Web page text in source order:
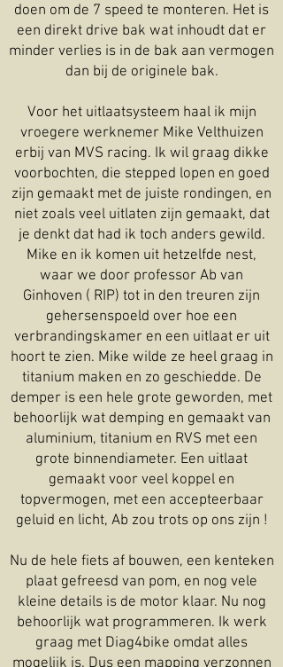
doen om de 7 speed te monteren. Het is
een direkt drive bak wat inhoudt dat er
minder verlies is in de bak aan vermogen
dan bij de originele bak.
Voor het uitlaatsysteem haal ik mijn
vroegere werknemer Mike Velthuizen
erbij van MVS racing. Ik wil graag dikke
voorbochten, die stepped lopen en goed
zijn gemaakt met de juiste rondingen, en
niet zoals veel uitlaten zijn gemaakt, dat
je denkt dat had ik toch anders gewild.
Mike en ik komen uit hetzelfde nest,
waar we door professor Ab van
Ginhoven ( RIP) tot in den treuren zijn
gehersenspoeld over hoe een
verbrandingskamer en een uitlaat er uit
hoort te zien. Mike wilde ze heel graag in
titanium maken en zo geschiedde. De
demper is een hele grote geworden, met
behoorlijk wat demping en gemaakt van
aluminium, titanium en RVS met een
grote binnendiameter. Een uitlaat
gemaakt voor veel koppel en
topvermogen, met een accepteerbaar
geluid en licht, Ab zou trots op ons zijn !
Nu de hele fiets af bouwen, een kenteken
plaat gefreesd van pom, en nog vele
kleine details is de motor klaar. Nu nog
behoorlijk wat programmeren. Ik werk
graag met Diag4bike omdat alles
mogelijk is. Dus een mapping verzonnen